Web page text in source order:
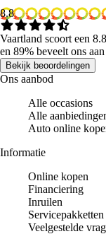
8.8
Vaartland scoort een 8.8
en 89% beveelt ons aan
Bekijk beoordelingen
Ons aanbod
Alle occasions
Alle
Auto online
Informatie
Online kopen
Financiering
Inruilen
Servicepakketten
Veelgestelde